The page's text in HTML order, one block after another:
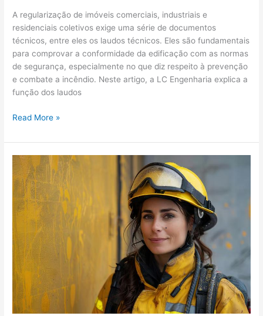
A regularização de imóveis comerciais, industriais e
residenciais coletivos exige uma série de documentos
técnicos, entre eles os laudos técnicos. Eles são fundamentais
para comprovar a conformidade da edificação com as normas
de segurança, especialmente no que diz respeito à prevenção
e combate a incêndio. Neste artigo, a LC Engenharia explica a
função dos laudos
Read More »
Projeto
técnico
de
combate
a
incêndio:
passo
a
passo
da
elaboração